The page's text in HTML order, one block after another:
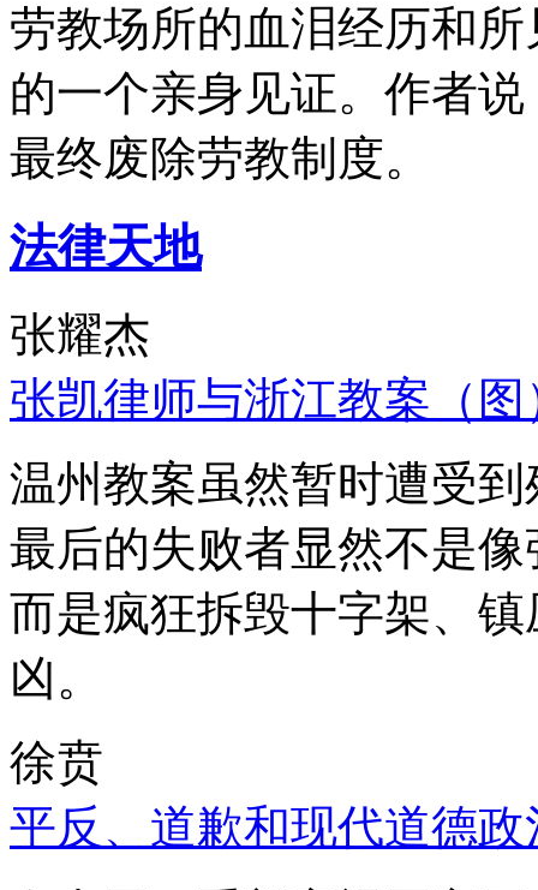
劳教场所的血泪经历和
的一个亲身见证。作者
最终废除劳教制度。
法律天地
张耀杰
张凯律师与浙江教案（图
温州教案虽然暂时遭受
最后的失败者显然不是
而是疯狂拆毁十字架、
凶。
徐贲
平反、道歉和现代道德政